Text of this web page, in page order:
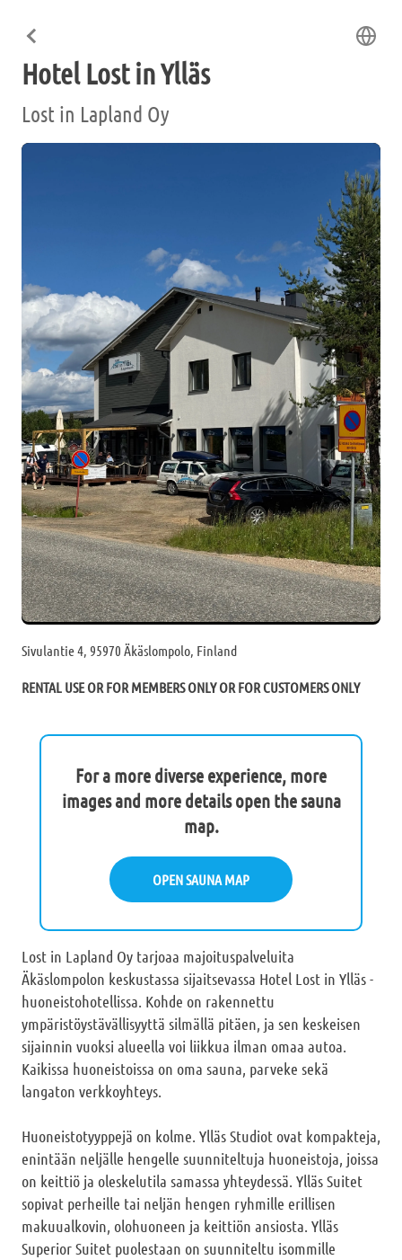
Hotel Lost in Ylläs
Lost in Lapland Oy
Sivulantie 4, 95970 Äkäslompolo, Finland
RENTAL USE OR FOR MEMBERS ONLY OR FOR CUSTOMERS ONLY
For a more diverse experience, more
images and more details open the sauna
map.
OPEN SAUNA MAP
Lost in Lapland Oy tarjoaa majoituspalveluita
Äkäslompolon keskustassa sijaitsevassa Hotel Lost in Ylläs -
huoneistohotellissa. Kohde on rakennettu
ympäristöystävällisyyttä silmällä pitäen, ja sen keskeisen
sijainnin vuoksi alueella voi liikkua ilman omaa autoa.
Kaikissa huoneistoissa on oma sauna, parveke sekä
langaton verkkoyhteys.
Huoneistotyyppejä on kolme. Ylläs Studiot ovat kompakteja,
enintään neljälle hengelle suunniteltuja huoneistoja, joissa
on keittiö ja oleskelutila samassa yhteydessä. Ylläs Suitet
sopivat perheille tai neljän hengen ryhmille erillisen
makuualkovin, olohuoneen ja keittiön ansiosta. Ylläs
Superior Suitet puolestaan on suunniteltu isommille